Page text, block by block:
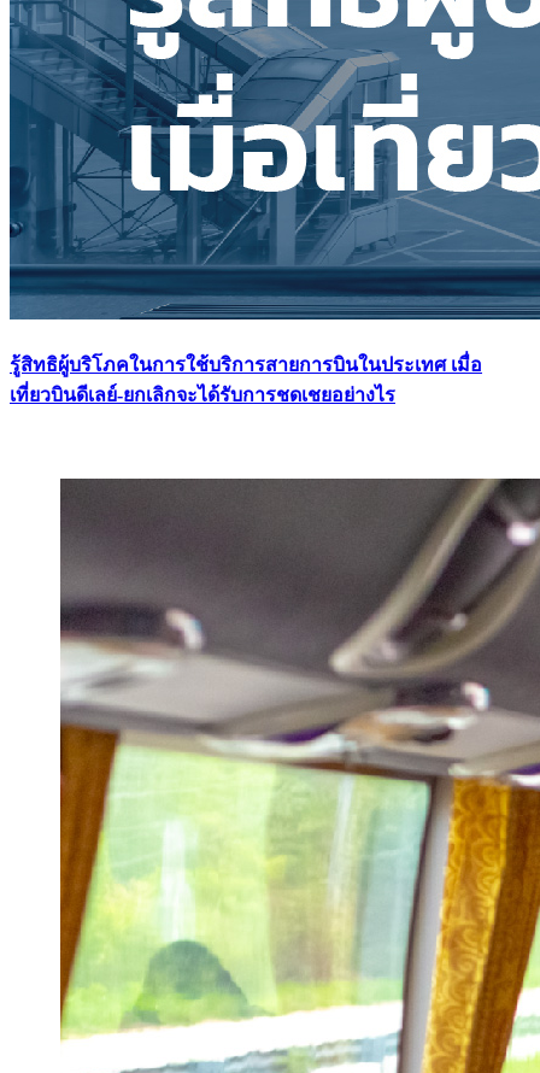
รู้สิทธิผู้บริโภคในการใช้บริการสายการบินในประเทศ เมื่อ
เที่ยวบินดีเลย์-ยกเลิกจะได้รับการชดเชยอย่างไร